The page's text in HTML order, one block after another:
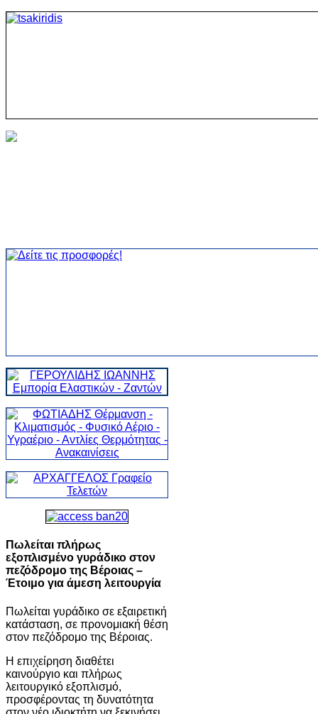
Πωλείται πλήρως
εξοπλισμένο γυράδικο στον
πεζόδρομο της Βέροιας –
Έτοιμο για άμεση λειτουργία
Πωλείται γυράδικο σε εξαιρετική
κατάσταση, σε προνομιακή θέση
στον πεζόδρομο της Βέροιας.
Η επιχείρηση διαθέτει
καινούργιο και πλήρως
λειτουργικό εξοπλισμό,
προσφέροντας τη δυνατότητα